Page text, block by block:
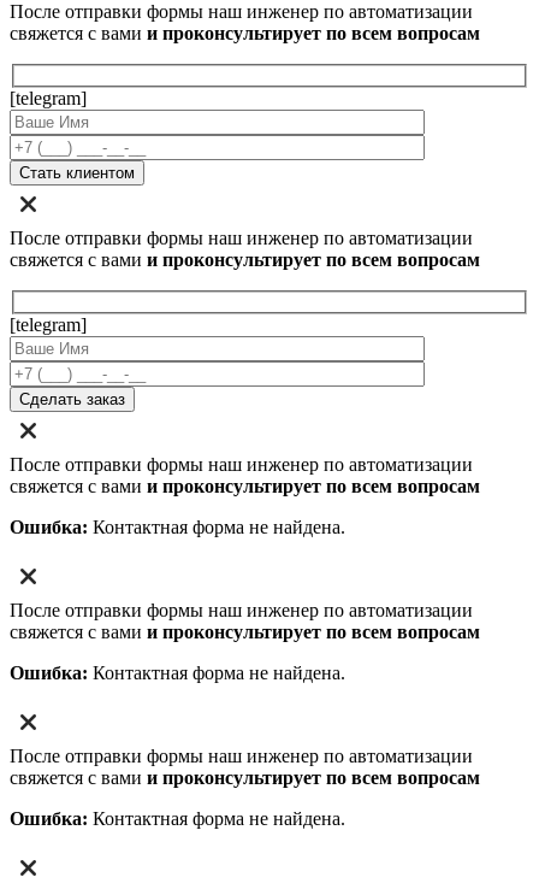
После отправки формы наш инженер по автоматизации
свяжется с вами и проконсультирует по всем вопросам
[telegram]
После отправки формы наш инженер по автоматизации
свяжется с вами и проконсультирует по всем вопросам
[telegram]
После отправки формы наш инженер по автоматизации
свяжется с вами и проконсультирует по всем вопросам
Ошибка: Контактная форма не найдена.
После отправки формы наш инженер по автоматизации
свяжется с вами и проконсультирует по всем вопросам
Ошибка: Контактная форма не найдена.
После отправки формы наш инженер по автоматизации
свяжется с вами и проконсультирует по всем вопросам
Ошибка: Контактная форма не найдена.